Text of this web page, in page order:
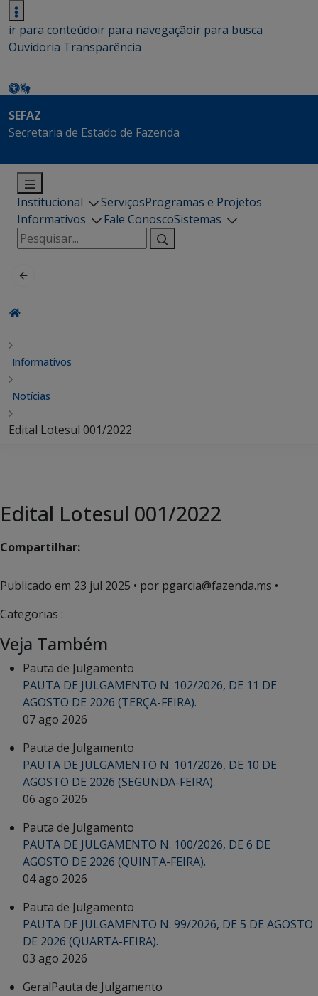
ir para conteúdoir para navegaçãoir para busca
Ouvidoria Transparência
SEFAZ
Secretaria de Estado de Fazenda
Institucional ServiçosProgramas e Projetos
Informativos
Fale ConoscoSistemas
Pesquisar
por:
Informativos
Notícias
Edital Lotesul 001/2022
Edital Lotesul 001/2022
Compartilhar:
Publicado em 23 jul 2025 • por pgarcia@fazenda.ms •
Categorias :
Veja Também
Pauta de Julgamento
PAUTA DE JULGAMENTO N. 102/2026, DE 11 DE
AGOSTO DE 2026 (TERÇA-FEIRA).
07 ago 2026
Pauta de Julgamento
PAUTA DE JULGAMENTO N. 101/2026, DE 10 DE
AGOSTO DE 2026 (SEGUNDA-FEIRA).
06 ago 2026
Pauta de Julgamento
PAUTA DE JULGAMENTO N. 100/2026, DE 6 DE
AGOSTO DE 2026 (QUINTA-FEIRA).
04 ago 2026
Pauta de Julgamento
PAUTA DE JULGAMENTO N. 99/2026, DE 5 DE AGOSTO
DE 2026 (QUARTA-FEIRA).
03 ago 2026
GeralPauta de Julgamento